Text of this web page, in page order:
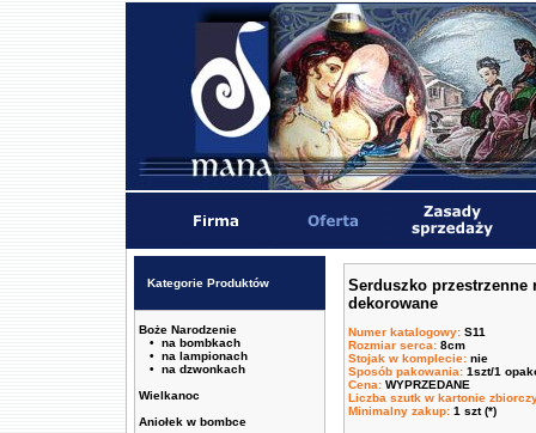
Kategorie Produktów
Boże Narodzenie
• na bombkach
• na lampionach
• na dzwonkach
Wielkanoc
Aniołek w bombce
Serduszko przestrzenne
dekorowane
Numer katalogowy: S11
Rozmiar serca: 8cm
Stojak w komplecie: nie
Sposób pakowania: 1szt/1
Cena: WYPRZEDANE
Liczba szutk w kartonie
Minimalny zakup: 1 szt (*)